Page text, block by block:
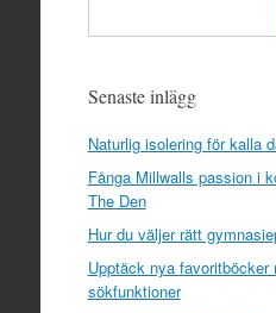
Senaste inlägg
Naturlig isolering för kalla
Fånga Millwalls passion i
The Den
Hur du väljer rätt
Upptäck nya favoritböcker
sökfunktioner